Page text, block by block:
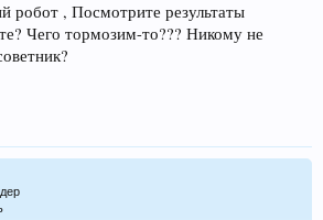
робот , Посмотрите результаты
Чего тормозим-то??? Никому не